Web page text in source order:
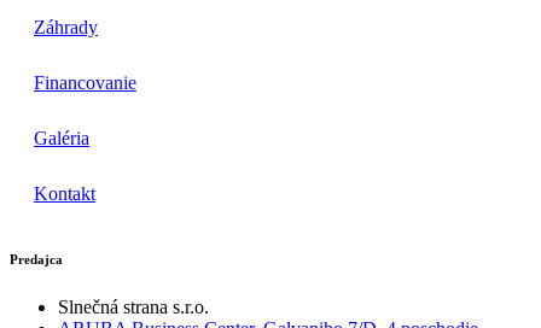
Záhrady
Financovanie
Galéria
Kontakt
Predajca
Slnečná strana s.r.o.